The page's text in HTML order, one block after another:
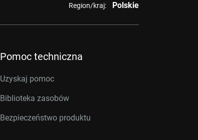
Region/kraj: Polskie
Pomoc techniczna
Uzyskaj pomoc
Biblioteka zasobów
Bezpieczeństwo produktu